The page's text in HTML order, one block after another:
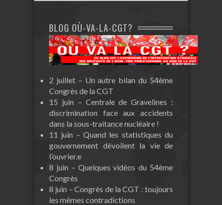
BLOG OÙ-VA-LA-CGT?
2 juillet – Un autre bilan du 54ème
Congrès de la CGT
15 juin – Centrale de Gravelines :
discrimination face aux accidents
dans la sous-traitance nucléaire !
11 juin – Quand les statistiques du
gouvernement dévoilent la vie de
l’ouvrier.e
8 juin – Quelques vidéos du 54ème
Congrès
8 juin – Congrès de la CGT : toujours
les mêmes contradictions